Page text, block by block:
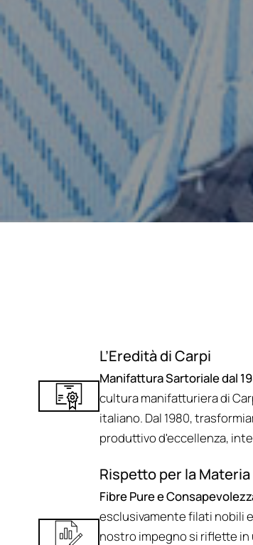
L’Eredità di Carpi
Manifattura Sartoriale dal
cultura manifatturiera di
italiano. Dal 1980,
produttivo d'eccellenza,
Rispetto per la Materia
Fibre Pure e
esclusivamente filati nobili
nostro impegno si riflette in